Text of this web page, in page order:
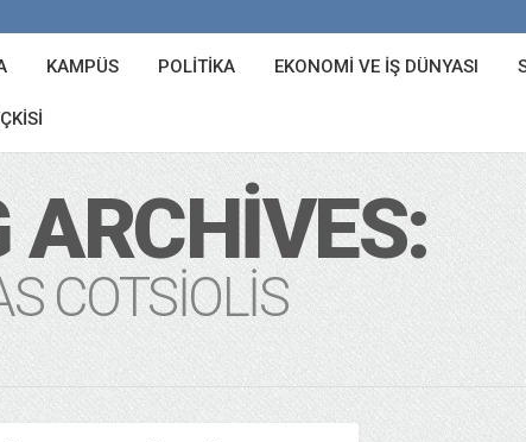
KAMPÜS POLITIKA EKONOMI VE İŞ DÜNYASI
ARCHIVES:
COTSIOLIS